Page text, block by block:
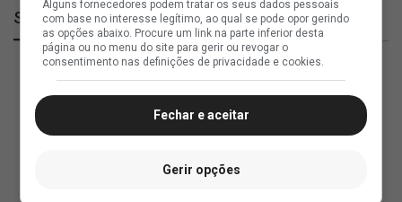
SuperVasco
Alguns fornecedores podem tratar os seus dados pessoais
com base no interesse legítimo, ao qual se pode opor gerindo
as opções abaixo. Procure um link na parte inferior desta
página ou no menu do site para gerir ou revogar o
consentimento nas definições de privacidade e cookies.
Fechar e aceitar
Gerir opções